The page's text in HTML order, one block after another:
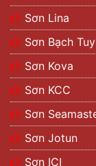
Sơn Lina
Sơn Bạch
Sơn Kova
Sơn KCC
Sơn
Sơn Jotun
Sơn ICI